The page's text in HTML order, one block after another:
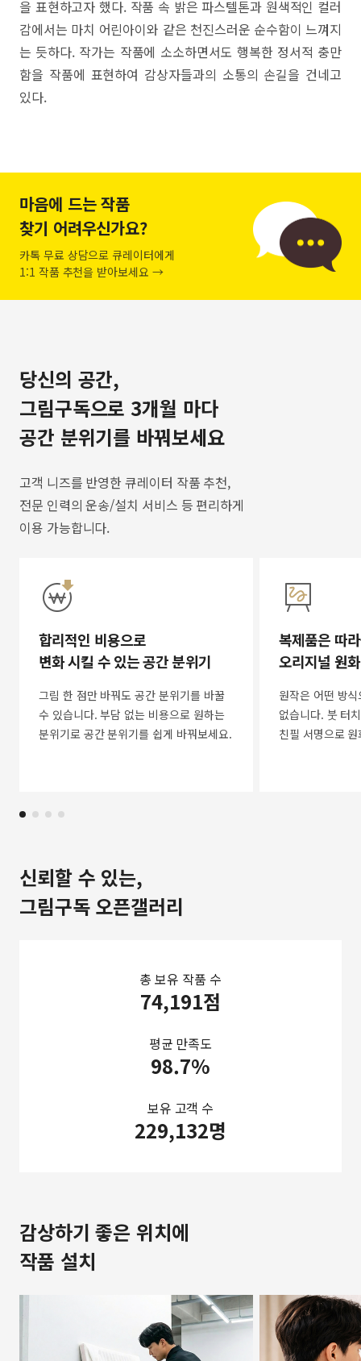
을 표현하고자 했다. 작품 속 밝은 파스텔톤과 원색적인 컬러
감에서는 마치 어린아이와 같은 천진스러운 순수함이 느껴지
는 듯하다. 작가는 작품에 소소하면서도 행복한 정서적 충만
함을 작품에 표현하여 감상자들과의 소통의 손길을 건네고
있다.
마음에 드는 작품
찾기 어려우신가요?
카톡 무료 상담으로 큐레이터에게
1:1 작품 추천을 받아보세요 →
당신의 공간,
그림구독으로 3개월 마다
공간 분위기를 바꿔보세요
고객 니즈를 반영한 큐레이터 작품 추천,
전문 인력의 운송/설치 서비스 등 편리하게
이용 가능합니다.
합리적인 비용으로
변화 시킬 수 있는 공간 분위기
그림 한 점만 바꿔도 공간 분위기를 바꿀
수 있습니다. 부담 없는 비용으로 원하는
분위기로 공간 분위기를 쉽게 바꿔보세요.
복제품은 따
오리지널 원
원작은 어떤 방
없습니다. 붓 터
친필 서명으로
신뢰할 수 있는,
그림구독 오픈갤러리
총 보유 작품 수
74,191점
평균 만족도
98.7%
보유 고객 수
229,132명
감상하기 좋은 위치에
작품 설치